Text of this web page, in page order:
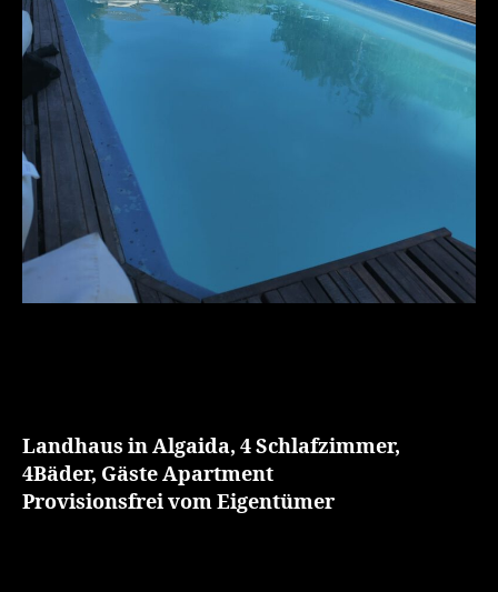
Landhaus in Algaida, 4 Schlafzimmer,
4Bäder, Gäste Apartment
Provisionsfrei vom Eigentümer